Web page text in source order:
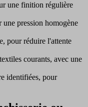
une finition régulière
pression homogène
pour réduire l'attente
courants, avec une
identifiées, pour